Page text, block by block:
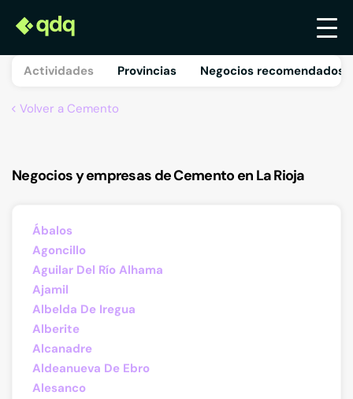
Actividades Provincias Negocios recomendados
Volver a Cemento
Negocios y empresas de Cemento en La Rioja
Ábalos
Agoncillo
Aguilar Del Río Alhama
Ajamil
Albelda De Iregua
Alberite
Alcanadre
Aldeanueva De Ebro
Alesanco